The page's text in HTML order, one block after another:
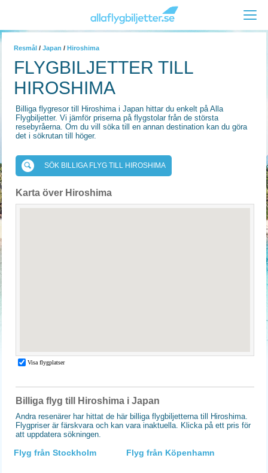
Resmål / Japan / Hiroshima
FLYGBILJETTER TILL
HIROSHIMA
Billiga flygresor till Hiroshima i Japan hittar du enkelt på Alla
Flygbiljetter. Vi jämför priserna på flygstolar från de största
resebyråerna. Om du vill söka till en annan destination kan du göra
det i sökrutan till höger.
SÖK BILLIGA FLYG TILL HIROSHIMA
Karta över Hiroshima
Billiga flyg till Hiroshima i Japan
Andra resenärer har hittat de här billiga flygbiljetterna till Hiroshima.
Flygpriser är färskvara och kan vara inaktuella. Klicka på ett pris för
att uppdatera sökningen.
Flyg från Stockholm Flyg från Köpenhamn